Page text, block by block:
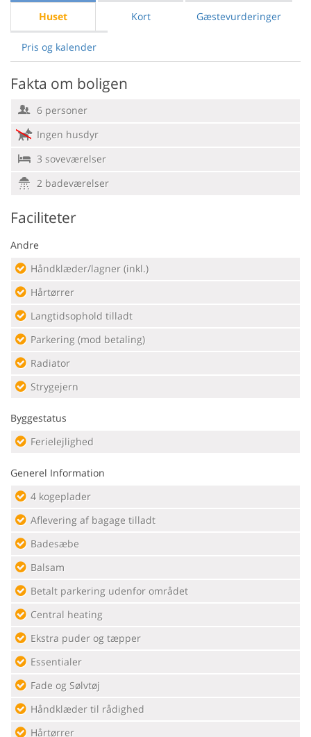
Huset Kort Gæstevurderinger
Pris og kalender
Fakta om boligen
6 personer
Ingen husdyr
3 soveværelser
2 badeværelser
Faciliteter
Andre
Håndklæder/lagner (inkl.)
Hårtørrer
Langtidsophold tilladt
Parkering (mod betaling)
Radiator
Strygejern
Byggestatus
Ferielejlighed
Generel Information
4 kogeplader
Aflevering af bagage tilladt
Badesæbe
Balsam
Betalt parkering udenfor området
Central heating
Ekstra puder og tæpper
Essentialer
Fade og Sølvtøj
Håndklæder til rådighed
Hårtørrer